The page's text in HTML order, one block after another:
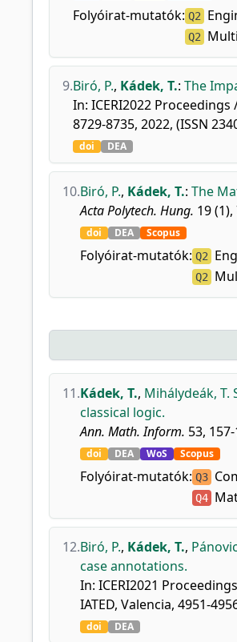
Folyóirat-mutatók: Q2
Q2
9.Biró, P., Kádek, T.: The
In: ICERI2022 Proceedings
8729-8735, 2022, (ISSN
doi DEA
10.Biró, P., Kádek, T.: The
Acta Polytech. Hung. 19
doi DEA Scopus
Folyóirat-mutatók: Q2
Q2
11.Kádek, T., Mihálydeák, T.
classical logic.
Ann. Math. Inform. 53,
doi DEA WoS Scopus
Folyóirat-mutatók: Q3
Q4
12.Biró, P., Kádek, T.,
case annotations.
In: ICERI2021
IATED, Valencia, 4951-
doi DEA